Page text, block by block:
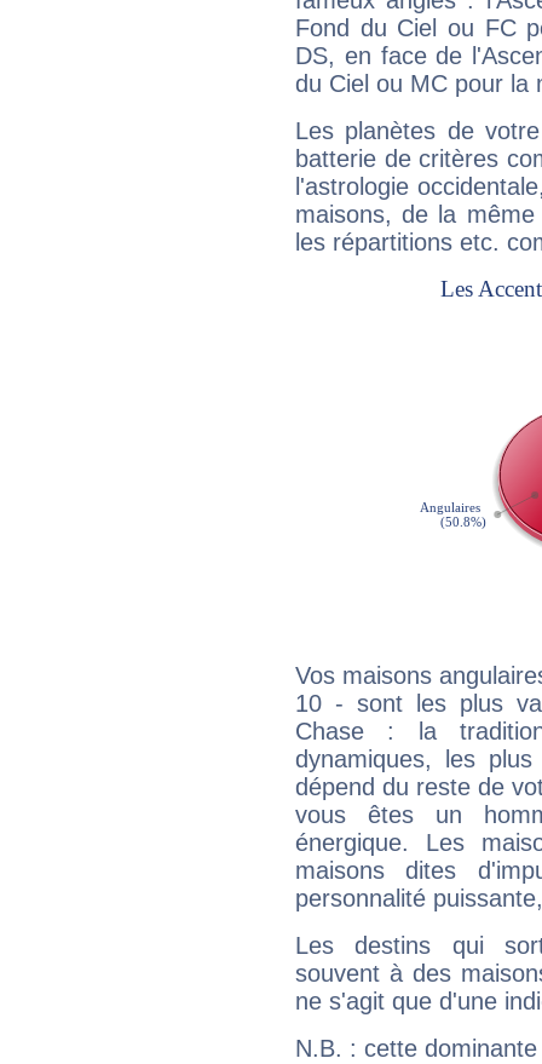
Fond du Ciel ou FC
DS, en face de
du Ciel ou MC pour la
Les planètes de
batterie de critères
l'astrologie
maisons, de la
les répartitions etc.
Vos maisons
10 - sont les plus
Chase : la
dynamiques, les
dépend du reste de
vous êtes un
énergique. Les
maisons dites
personnalité
Les destins qui
souvent à des
ne s'agit que d'une
N.B. : cette